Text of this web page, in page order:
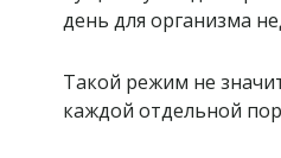
день для организма
Такой режим не
каждой отдельной